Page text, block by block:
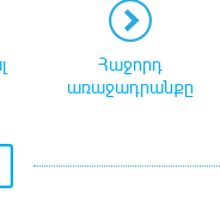
Հաջորդ
առաջադրանքը